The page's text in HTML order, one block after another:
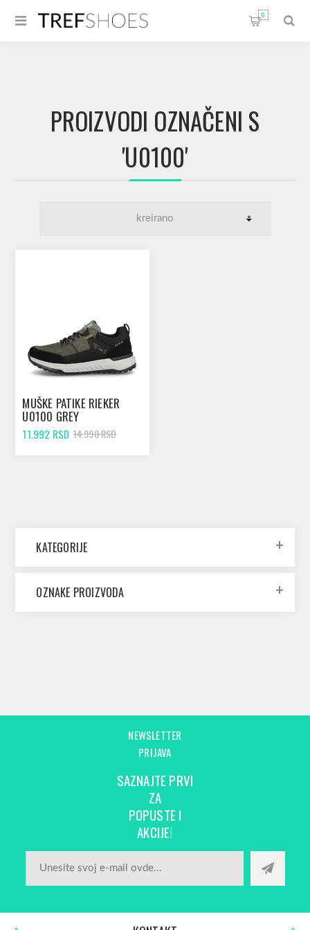
0
PROIZVODI OZNAČENI S
'U0100'
MUŠKE PATIKE RIEKER
U0100 GREY
11.992 RSD 14.990 RSD
KATEGORIJE
OZNAKE PROIZVODA
NEWSLETTER
PRIJAVA
SAZNAJTE PRVI
ZA
POPUSTE I
AKCIJE!